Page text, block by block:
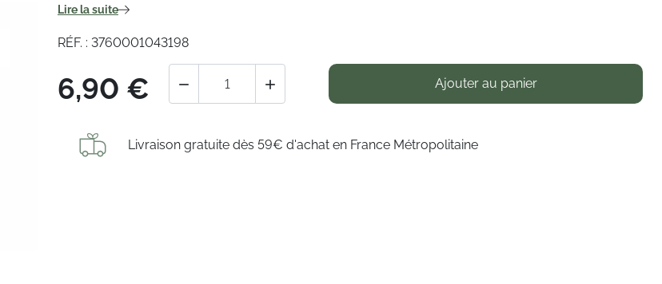
Lire la suite
RÉF. : 3760001043198
6,90 €   Ajouter au panier
Livraison gratuite dès 59€ d'achat en France Métropolitaine